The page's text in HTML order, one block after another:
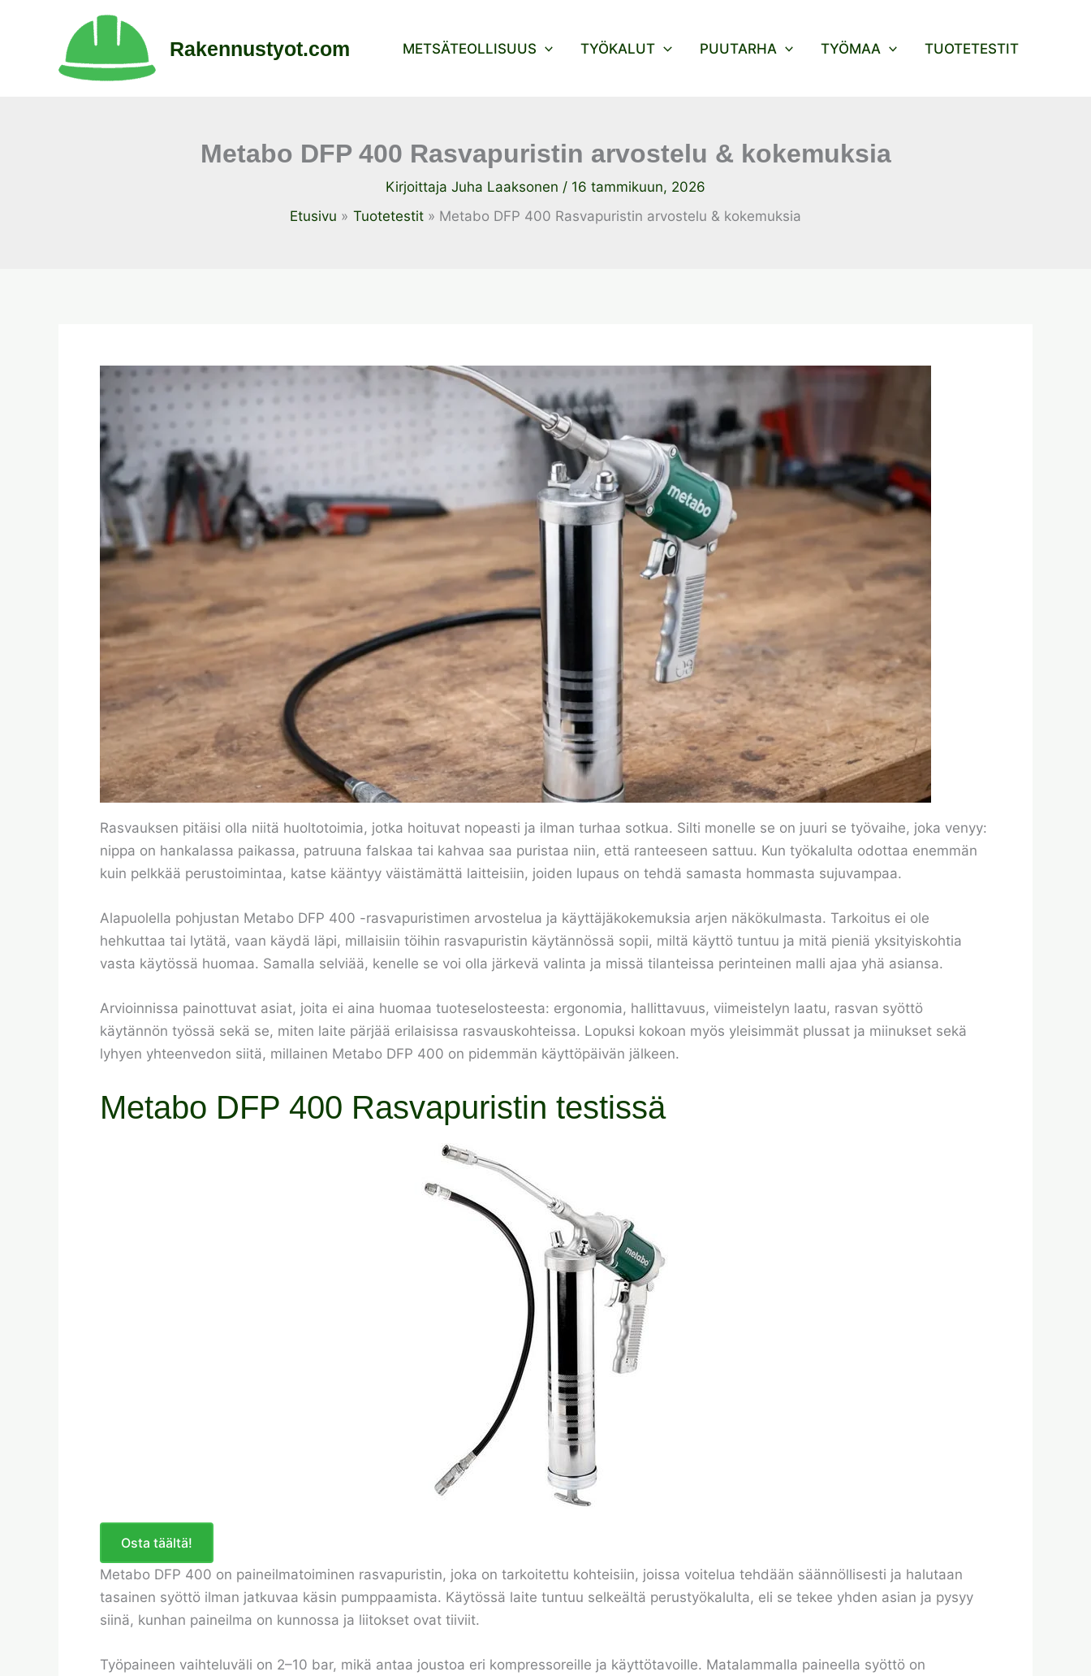
Rakennustyot.com METSÄTEOLLISUUS TYÖKALUT PUUTARHA TYÖMAA TUOTETESTIT
Metabo DFP 400 Rasvapuristin arvostelu & kokemuksia
Kirjoittaja Juha Laaksonen / 16 tammikuun, 2026
Etusivu
Tuotetestit Metabo DFP 400 Rasvapuristin arvostelu & kokemuksia
Rasvauksen pitäisi olla niitä huoltotoimia, jotka hoituvat nopeasti ja ilman turhaa sotkua. Silti monelle se on juuri se työvaihe, joka venyy:
nippa on hankalassa paikassa, patruuna falskaa tai kahvaa saa puristaa niin, että ranteeseen sattuu. Kun työkalulta odottaa enemmän
kuin pelkkää perustoimintaa, katse kääntyy väistämättä laitteisiin, joiden lupaus on tehdä samasta hommasta sujuvampaa.
Alapuolella pohjustan Metabo DFP 400 -rasvapuristimen arvostelua ja käyttäjäkokemuksia arjen näkökulmasta. Tarkoitus ei ole
hehkuttaa tai lytätä, vaan käydä läpi, millaisiin töihin rasvapuristin käytännössä sopii, miltä käyttö tuntuu ja mitä pieniä yksityiskohtia
vasta käytössä huomaa. Samalla selviää, kenelle se voi olla järkevä valinta ja missä tilanteissa perinteinen malli ajaa yhä asiansa.
Arvioinnissa painottuvat asiat, joita ei aina huomaa tuoteselosteesta: ergonomia, hallittavuus, viimeistelyn laatu, rasvan syöttö
käytännön työssä sekä se, miten laite pärjää erilaisissa rasvauskohteissa. Lopuksi kokoan myös yleisimmät plussat ja miinukset sekä
lyhyen yhteenvedon siitä, millainen Metabo DFP 400 on pidemmän käyttöpäivän jälkeen.
Metabo DFP 400 Rasvapuristin testissä
Osta täältä!
Metabo DFP 400 on paineilmatoiminen rasvapuristin, joka on tarkoitettu kohteisiin, joissa voitelua tehdään säännöllisesti ja halutaan
tasainen syöttö ilman jatkuvaa käsin pumppaamista. Käytössä laite tuntuu selkeältä perustyökalulta, eli se tekee yhden asian ja pysyy
siinä, kunhan paineilma on kunnossa ja liitokset ovat tiiviit.
Työpaineen vaihteluväli on 2–10 bar, mikä antaa joustoa eri kompressoreille ja käyttötavoille. Matalammalla paineella syöttö on